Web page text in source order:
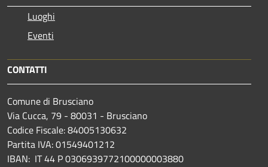
Luoghi
Eventi
CONTATTI
Comune di Brusciano
Via Cucca, 79 - 80031 - Brusciano
Codice Fiscale: 84005130632
Partita IVA: 01549401212
IBAN: IT 44 P 0306939772100000003880